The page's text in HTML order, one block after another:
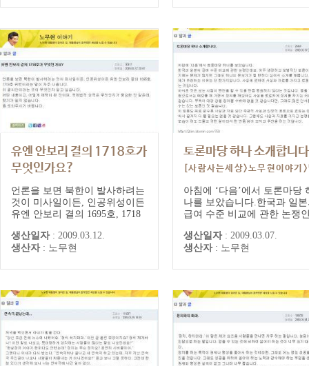
고 혹시나 싶어 미리 사실을 밝
이 박연차 회장으로부터 돈을 받
은 혐의로 조사를 받고 있습니
다. 그런데 혹시...
심을 상하고, 분노하는 사람,
을 것입니다.그리고 친구들
나고 그들과 함께 하다 보니
유엔 안보리 결의 1718호가
무엇인가요?
[사람사는세상>노무현이야기>말
과글] 대통령 게시글/댓글
언론을 보면 북한이 발사하려는
것이 미사일이든, 인공위성이든
유엔 안보리 결의 1695호, 1718
다. 이 결의안이라는 것이 무엇
인지 알고 싶습니다. 어떤 내용
국제법적 성격은 무엇인지가 중
습니다. 좀 도와주시기 바랍니
다.
생산일자 : 2009.03.12.
생산자 : 노무현
토론마당 하나 소개합니다
[사람사는세상>노무현이야기
과글] 대통령 게시글/댓글
아침에 ‘다음’에서 토론마당
나를 보았습니다.한국과 일
급여 수준 비교에 관한 논쟁
론이라고 하기에는 문제가
만 그래도 하나의 본보기가
제가 추천하는 이유는 단 한
자료를 가지고 토론을 한다
입니다.아쉬운 것은 보는 사
판단을 할 수 있을...
생산일자 : 2009.03.07.
생산자 : 노무현